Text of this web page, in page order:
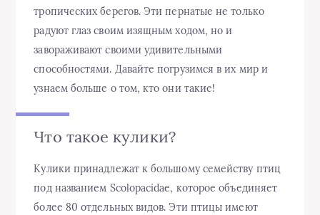
тропических берегов. Эти пернатые не только
радуют глаз своим изящным ходом, но и
завораживают своими удивительными
способностями. Давайте погрузимся в их мир и
узнаем больше о том, кто они такие!
Что такое кулики?
Кулики принадлежат к большому семейству птиц
под названием Scolopacidae, которое объединяет
более 80 отдельных видов. Эти птицы имеют